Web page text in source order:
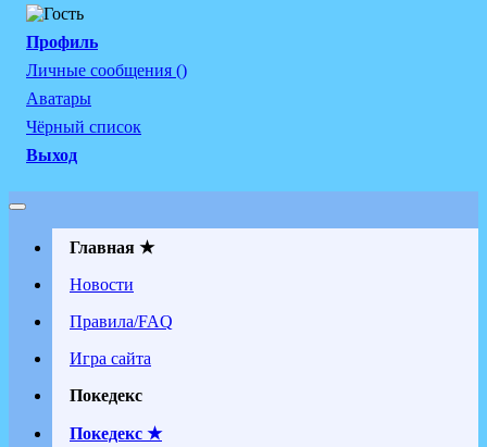
Профиль
Личные сообщения ()
Аватары
Чёрный список
Выход
Главная ★
Новости
Правила/FAQ
Игра сайта
Покедекс
Покедекс ★